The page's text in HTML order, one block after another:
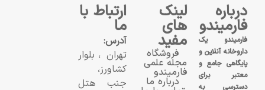
درباره
فارمیندو
فارمیندو یک
داروخانه آنلاین و
پایگاهی جامع و
معتبر برای
دسترسی به
لینک
های
مفید
فروشگاه
مجله علمی
فارمیندو
درباره ما
ارتباط با
ما
آدرس:
تهران، بلوار
کشاورز،
جنب هتل